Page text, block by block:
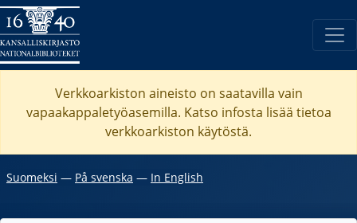
Verkkoarkiston aineisto on saatavilla vain
vapaakappaletyöasemilla. Katso infosta lisää tietoa
verkkoarkiston käytöstä.
Suomeksi ― På svenska ― In English